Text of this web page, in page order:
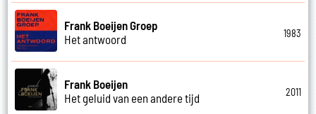
Frank Boeijen Groep
Het antwoord
1983
Frank Boeijen
Het geluid van een andere tijd
2011